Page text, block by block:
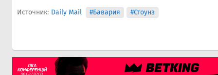
Источник: Daily Mail #Бавария #Стоунз